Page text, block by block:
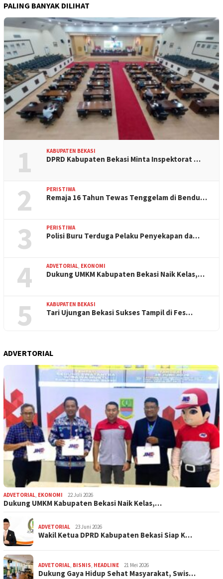
PALING BANYAK DILIHAT
1 KABUPATEN BEKASI
DPRD Kabupaten Bekasi Minta Inspektorat …
2 PERISTIWA
Remaja 16 Tahun Tewas Tenggelam di Bendu…
3 PERISTIWA
Polisi Buru Terduga Pelaku Penyekapan da…
4 ADVETORIAL, EKONOMI
Dukung UMKM Kabupaten Bekasi Naik Kelas,…
5 KABUPATEN BEKASI
Tari Ujungan Bekasi Sukses Tampil di Fes…
ADVERTORIAL
ADVETORIAL, EKONOMI 22 Juli 2026
Dukung UMKM Kabupaten Bekasi Naik Kelas,…
ADVETORIAL 23 Juni 2026
Wakil Ketua DPRD Kabupaten Bekasi Siap K…
ADVETORIAL, BISNIS, HEADLINE 21 Mei 2026
Dukung Gaya Hidup Sehat Masyarakat, Swis…